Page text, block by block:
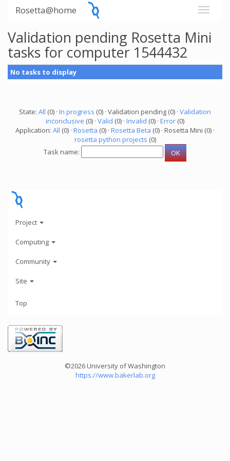
Rosetta@home
Validation pending Rosetta Mini
tasks for computer 1544432
No tasks to display
State: All (0) · In progress (0) · Validation pending (0) · Validation
inconclusive (0) · Valid (0) · Invalid (0) · Error (0)
Application: All (0) · Rosetta (0) · Rosetta Beta (0) · Rosetta Mini (0) ·
rosetta python projects (0)
Task name:
Project
Computing
Community
Site
Top
©2026 University of Washington
https://www.bakerlab.org